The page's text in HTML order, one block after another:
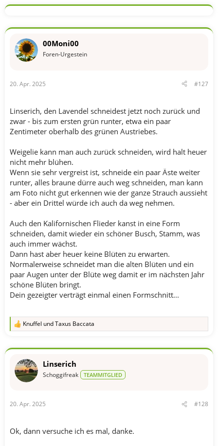
k
o
e
n
00Moni00
Foren-Urgestein
20. Apr. 2025 #127
Linserich, den Lavendel schneidest jetzt noch zurück und
zwar - bis zum ersten grün runter, etwa ein paar
Zentimeter oberhalb des grünen Austriebes.
Weigelie kann man auch zurück schneiden, wird halt heuer
nicht mehr blühen.
Wenn sie sehr vergreist ist, schneide ein paar Äste weiter
runter, alles braune dürre auch weg schneiden, man kann
am Foto nicht gut erkennen wie der ganze Strauch aussieht
- aber ein Drittel würde ich auch da weg nehmen.
Auch den Kalifornischen Flieder kanst in eine Form
schneiden, damit wieder ein schöner Busch, Stamm, was
auch immer wächst.
Dann hast aber heuer keine Blüten zu erwarten.
Normalerweise schneidet man die alten Blüten und ein
paar Augen unter der Blüte weg damit er im nächsten Jahr
schöne Blüten bringt.
Dein gezeigter verträgt einmal einen Formschnitt...
R
k
o
:
Knuffel undTaxus Baccata
Linserich
Schoggifreak TEAMMITGLIED
20. Apr. 2025 #128
Ok, dann versuche ich es mal, danke.